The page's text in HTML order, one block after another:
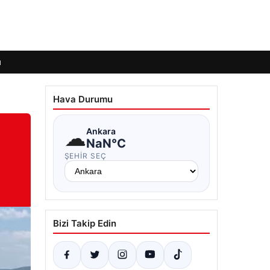
Hava Durumu
☁Ankara
NaN°C
ŞEHIR SEÇ
Bizi Takip Edin